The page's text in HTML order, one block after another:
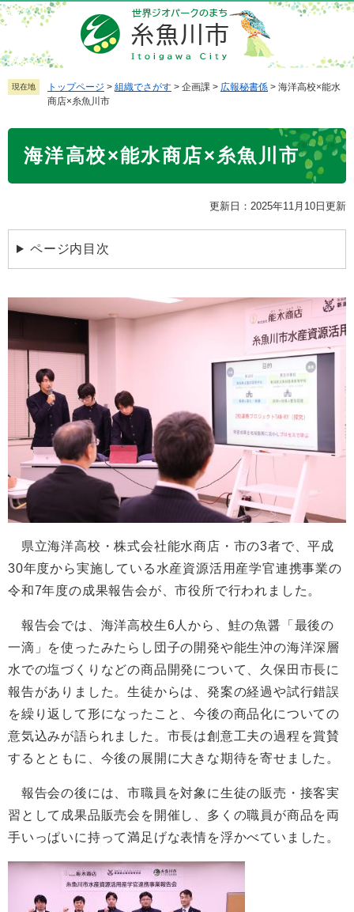
ペ
ー
ジ
の
先
メ
ニ
ュ
ー
を
本
現在地 トップページ > 組織でさがす > 企画課 > 広報秘書係 > 海洋高校×能水
商店×糸魚川市
海洋高校×能水商店×糸魚川市
更新日：2025年11月10日更新
ページ内目次
県立海洋高校・株式会社能水商店・市の3者で、平成
30年度から実施している水産資源活用産学官連携事業の
令和7年度の成果報告会が、市役所で行われました。
報告会では、海洋高校生6人から、鮭の魚醤「最後の
一滴」を使ったみたらし団子の開発や能生沖の海洋深層
水での塩づくりなどの商品開発について、久保田市長に
報告がありました。生徒からは、発案の経過や試行錯誤
を繰り返して形になったこと、今後の商品化についての
意気込みが語られました。市長は創意工夫の過程を賞賛
するとともに、今後の展開に大きな期待を寄せました。
報告会の後には、市職員を対象に生徒の販売・接客実
習として成果品販売会を開催し、多くの職員が商品を両
手いっぱいに持って満足げな表情を浮かべていました。